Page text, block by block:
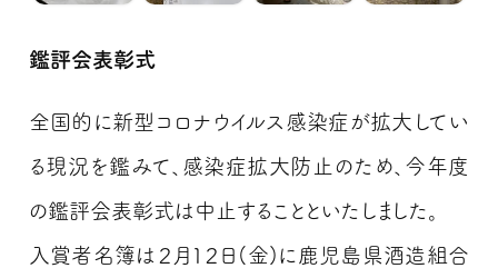
鑑評会表彰式
全国的に新型コロナウイルス感染症が拡大してい
る現況を鑑みて、感染症拡大防止のため、今年度
の鑑評会表彰式は中止することといたしました。
入賞者名簿は２月１２日(金)に鹿児島県酒造組合